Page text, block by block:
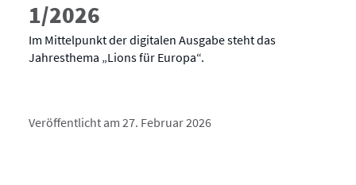
1/2026
Im Mittelpunkt der digitalen Ausgabe steht das
Jahresthema „Lions für Europa“.
Veröffentlicht am 27. Februar 2026